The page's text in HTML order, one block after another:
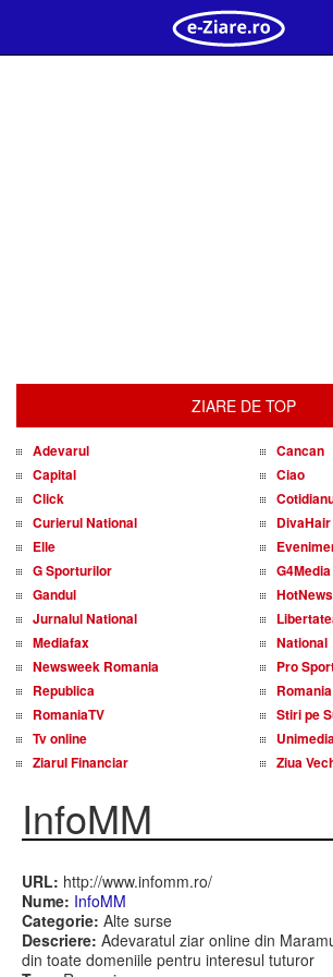
ZIARE DE TOP
Adevarul
Cancan
Capital
Ciao
Click
Curierul National
DivaHair
Elle
G Sporturilor
G4Media
Gandul
Jurnalul National
Mediafax
National
Newsweek Romania
Pro
Republica
RomaniaTV
Stiri pe
Tv online
Ziarul Financiar
Ziua
InfoMM
URL: http://www.infomm.ro/
Nume: InfoMM
Categorie: Alte surse
Descriere: Adevaratul ziar online din
din toate domeniile pentru interesul tuturor